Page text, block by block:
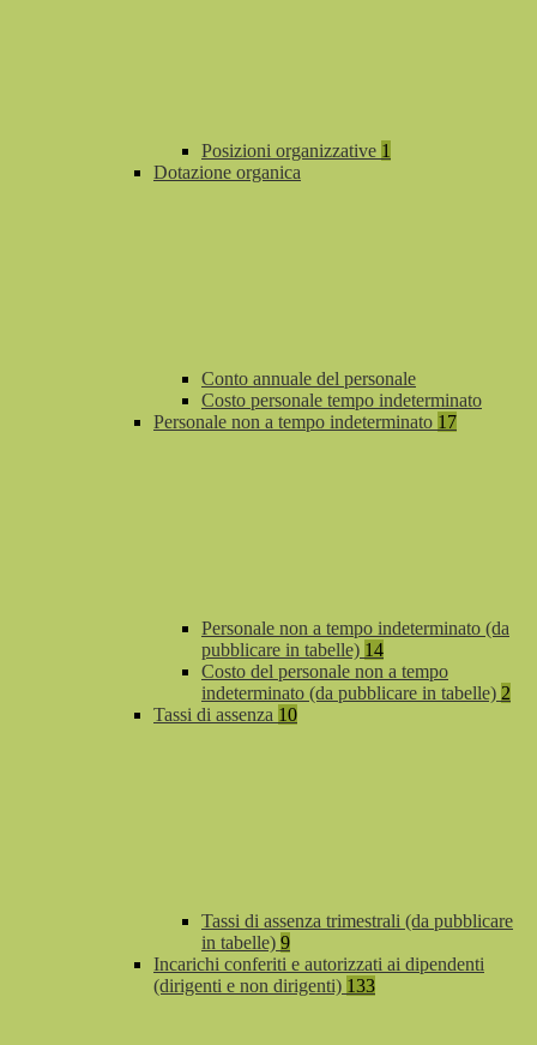
Posizioni organizzative 1
Dotazione organica
Conto annuale del personale
Costo personale tempo indeterminato
Personale non a tempo indeterminato 17
Personale non a tempo indeterminato (da
pubblicare in tabelle) 14
Costo del personale non a tempo
indeterminato (da pubblicare in tabelle) 2
Tassi di assenza 10
Tassi di assenza trimestrali (da pubblicare
in tabelle) 9
Incarichi conferiti e autorizzati ai dipendenti
(dirigenti e non dirigenti) 133